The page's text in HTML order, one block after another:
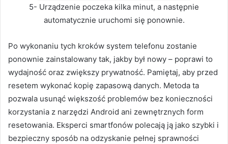
5- Urządzenie poczeka kilka minut, a następnie
automatycznie uruchomi się ponownie.
Po wykonaniu tych kroków system telefonu zostanie
ponownie zainstalowany tak, jakby był nowy – poprawi to
wydajność oraz zwiększy prywatność. Pamiętaj, aby przed
resetem wykonać kopię zapasową danych. Metoda ta
pozwala usunąć większość problemów bez konieczności
korzystania z narzędzi Android ani zewnętrznych form
resetowania. Eksperci smartfonów polecają ją jako szybki i
bezpieczny sposób na odzyskanie pełnej sprawności